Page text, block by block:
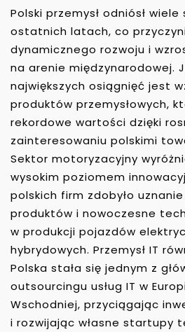
Polski przemysł odniósł wiele
ostatnich latach, co
dynamicznego rozwoju i
na arenie międzynarodowej.
największych osiągnięć jest
produktów przemysłowych,
rekordowe wartości dzięki
zainteresowaniu polskimi
Sektor motoryzacyjny
wysokim poziomem
polskich firm zdobyło
produktów i nowoczesne
w produkcji pojazdów
hybrydowych. Przemysł IT
Polska stała się jednym z
outsourcingu usług IT w
Wschodniej, przyciągając
i rozwijając własne startupy